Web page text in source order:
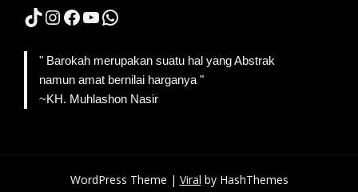
TikTok
Instagram
Facebook
YouTube
WhatsApp
" Barokah merupakan suatu hal yang Abstrak
namun amat bernilai harganya "
~KH. Muhlashon Nasir
WordPress Theme | Viral by HashThemes